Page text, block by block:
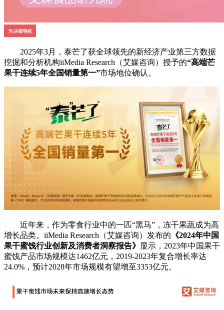
2025年3月，泰芒了获全球领先的新经济产业第三方数据
挖掘和分析机构iiMedia Research（艾媒咨询）授予的“高端芒
果干连续5年全国销量第一”市场地位确认。
近年来，作为零食行业中的一匹“黑马”，冻干果蔬成为高
增长品类。iiMedia Research（艾媒咨询）发布的 《2024年中国
果干蜜饯行业创新及消费者洞察报告》 显示，2023年中国果干
蜜饯产品市场规模达1462亿元，2019-2023年复合增长率达
24.0%，预计2028年市场规模有望增至3353亿元。